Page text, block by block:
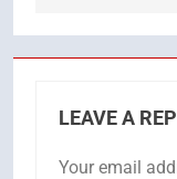
LEAVE A
Your email